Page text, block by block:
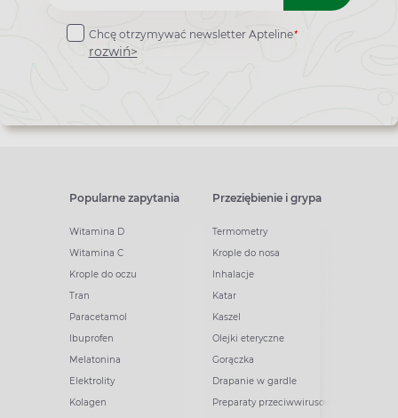
do
newslettera
Chcę otrzymywać newsletter Apteline*
rozwiń>
Popularne zapytania
Witamina D
Witamina C
Krople do oczu
Tran
Paracetamol
Ibuprofen
Melatonina
Elektrolity
Kolagen
Przeziębienie i grypa
Termometry
Krople do nosa
Inhalacje
Katar
Kaszel
Olejki eteryczne
Gorączka
Drapanie w gardle
Preparaty przeciwwirusowe